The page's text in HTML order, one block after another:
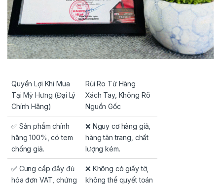
Quyền Lợi Khi Mua
Tại Mỹ Hưng (Đại Lý
Chính Hãng)
Rủi Ro Từ Hàng
Xách Tay, Không Rõ
Nguồn Gốc
✅ Sản phẩm chính
hãng 100%, có tem
chống giả.
❌ Nguy cơ hàng giả,
hàng tân trang, chất
lượng kém.
✅ Cung cấp đầy đủ
hóa đơn VAT, chứng
❌ Không có giấy tờ,
không thể quyết toán